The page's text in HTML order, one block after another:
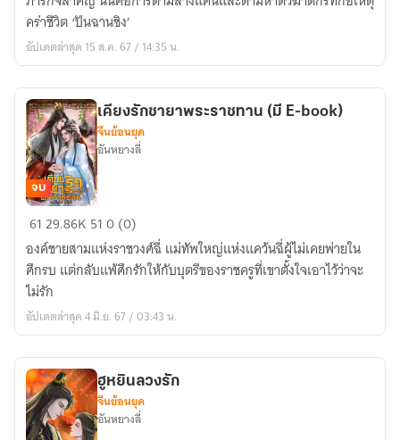
จะ
ร่ำรวย
มี
สุข
(มี
E-
book)
คร่าชีวิต ‘ปันฉานชิง’
อัปเดตล่าสุด 15 ส.ค. 67 / 14:35 น.
เคียง
ชายา
พระราชทาน
(มี
E-
จบ
เคียงรักชายาพระราชทาน (มี E-book)
จีนย้อนยุค
อันหยางลี่
6129.86K 510 (0)
องค์ชายสามแห่งราชวงศ์ฉี่ แม่ทัพใหญ่แห่งแคว้นฉี่ผู้ไม่เคยพ่ายใน
ศึกรบ แต่กลับแพ้ศึกรักให้กับบุตรีของราชครูที่เขาตั้งใจเอาไว้ว่าจะ
ไม่รัก
อัปเดตล่าสุด 4 มิ.ย. 67 / 03:43 น.
ฮูหยินลวงรัก
จีนย้อนยุค
อันหยางลี่